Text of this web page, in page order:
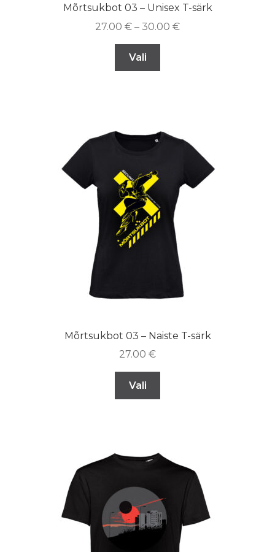
Mõrtsukbot 03 – Unisex T-särk
27.00 € – 30.00 €
Vali
Mõrtsukbot 03 – Naiste T-särk
27.00 €
Vali